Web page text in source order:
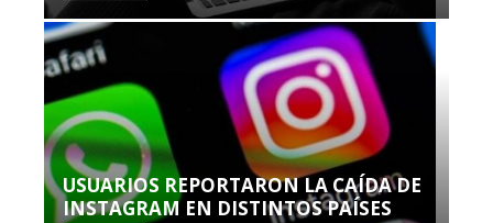
USUARIOS REPORTARON LA CAÍDA DE
INSTAGRAM EN DISTINTOS PAÍSES